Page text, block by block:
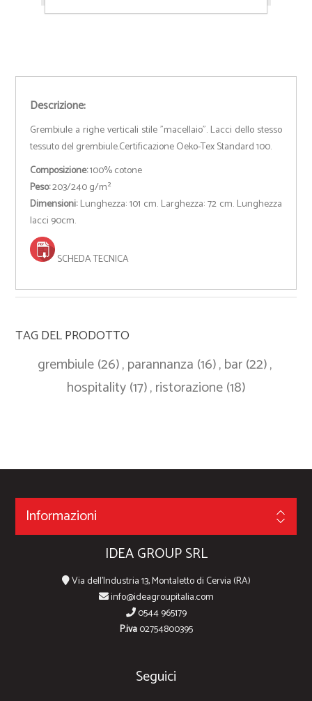
Descrizione:
Grembiule a righe verticali stile "macellaio". Lacci dello stesso
tessuto del grembiule.Certificazione Oeko-Tex Standard 100.
Composizione:100% cotone
Peso:203/240 g/m²
Dimensioni:Lunghezza: 101 cm. Larghezza: 72 cm. Lunghezza
lacci 90cm.
SCHEDA TECNICA
TAG DEL PRODOTTO
grembiule(26),parannanza (16),bar(22),
hospitality(17),ristorazione(18)
Informazioni
IDEA GROUP SRL
Via dell'Industria 13, Montaletto di Cervia (RA)
info@ideagroupitalia.com
0544 965179
P.iva02754800395
Seguici